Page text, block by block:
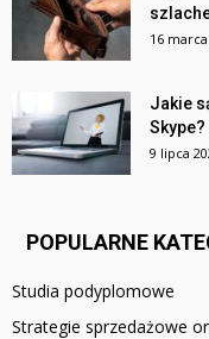
16 marca
Jakie
Skype?
9 lipca
POPULARNE
Studia podyplomowe
Strategie sprzedażowe